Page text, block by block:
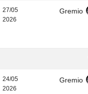
27/05
2026
Gremio
24/05
2026
Gremio